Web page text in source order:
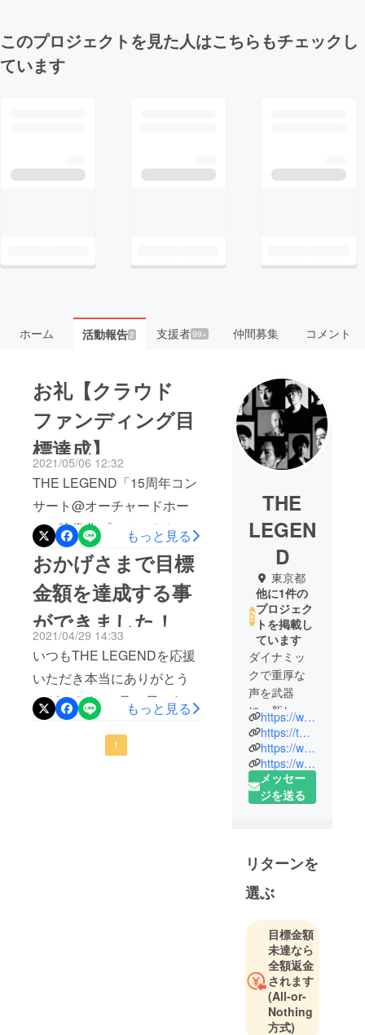
このプロジェクトを見た人はこちらもチェックし
ています
ホーム 活動報告2 支援者99+ 仲間募集 コメント
お礼【クラウド
ファンディング目
標達成】
2021/05/06 12:32
THE LEGEND「15周年コン
サート@オーチャードホー
ル」映像化プロジェクト
に、ご参加・ご支援くださ
いました皆様、本当にあり
がとうございました。おか
げさまで目標としておりま
した金額をクリアし、137%
達成の4,794,000円のご支援
をいただきました。皆様と
共に作る映像化プロジェク
トが大きく前進できたこ
と、本当に嬉しく思ってお
もっと見る
おかげさまで目標
金額を達成する事
ができました！
2021/04/29 14:33
いつもTHE LEGENDを応援
いただき本当にありがとう
ございます。4月16日からス
タートした、THE
LEGEND「15周年コンサー
もっと見る
1
THE
LEGEN
D
東京都
他に1件の
プロジェク
トを掲載し
ています
ダイナミッ
クで重厚な
声を武器
に、新しい
クラシック
音楽の可能
性を追求す
べく
初のオペラ
ユニット
「THE
クラシッ
ク・オペラ
のみならず
様々なジャ
ンルの楽曲
https://www.opera-legend.com/
https://twitter.com/LEGEND20060511
https://www.instagram.com/opera.legend/
https://www.facebook.com/%E3%82%AA%E3%83%9A%E3%83%A9%E3%83%A6%E3%83%8B%E3%83%83%E3%83%88-%E3%82%B6%E3%83%AC%E3%82%B8%E3%82%A7%E3%83%B3%E3%83%89-1045129835573782/
メッセー
ジを送る
リターンを
選ぶ
目標金額
未達なら
全額返金
されます
(All-or-
Nothing
方式)